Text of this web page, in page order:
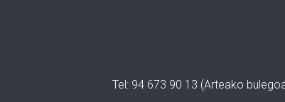
Tel: 94 673 90 13 (Arteako